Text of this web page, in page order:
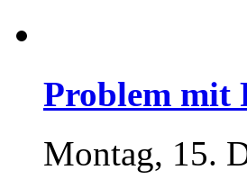
Problem mit
Montag, 15.